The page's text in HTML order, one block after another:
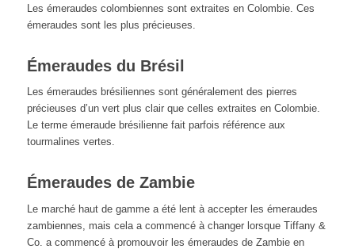
Les émeraudes colombiennes sont extraites en Colombie. Ces
émeraudes sont les plus précieuses.
Émeraudes du Brésil
Les émeraudes brésiliennes sont généralement des pierres
précieuses d’un vert plus clair que celles extraites en Colombie.
Le terme émeraude brésilienne fait parfois référence aux
tourmalines vertes.
Émeraudes de Zambie
Le marché haut de gamme a été lent à accepter les émeraudes
zambiennes, mais cela a commencé à changer lorsque Tiffany &
Co. a commencé à promouvoir les émeraudes de Zambie en